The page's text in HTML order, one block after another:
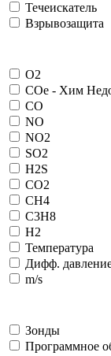
Течеискатель
Взрывозащита
O2
COe - Хим
CO
NO
NO2
SO2
H2S
CO2
CH4
C3H8
H2
Температура
Дифф.
m/s
Зонды
Программное